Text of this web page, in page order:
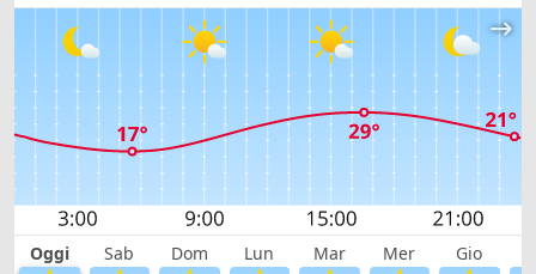
Oggi Sab Dom Lun Mar Mer Gio